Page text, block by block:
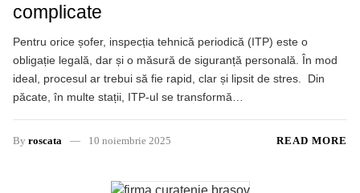
complicate
Pentru orice șofer, inspecția tehnică periodică (ITP) este o
obligație legală, dar și o măsură de siguranță personală. În mod
ideal, procesul ar trebui să fie rapid, clar și lipsit de stres. Din
păcate, în multe stații, ITP-ul se transformă…
By roscata 10 noiembrie 2025 READ MORE